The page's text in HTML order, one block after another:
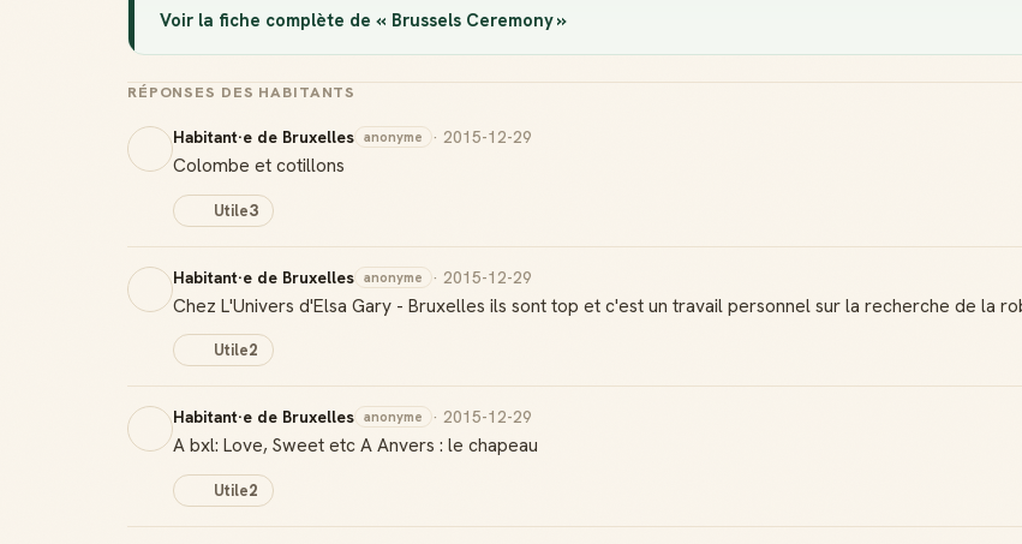
Voir la fiche complète de « Brussels Ceremony »
RÉPONSES DES HABITANTS
Habitant·e de Bruxelles anonyme · 2015-12-29
Colombe et cotillons
Utile3
Habitant·e de Bruxelles anonyme · 2015-12-29
Chez L'Univers d'Elsa Gary - Bruxelles ils sont top et c'est un travail personnel sur la recherche de la
Utile2
Habitant·e de Bruxelles anonyme · 2015-12-29
A bxl: Love, Sweet etc A Anvers : le chapeau
Utile2